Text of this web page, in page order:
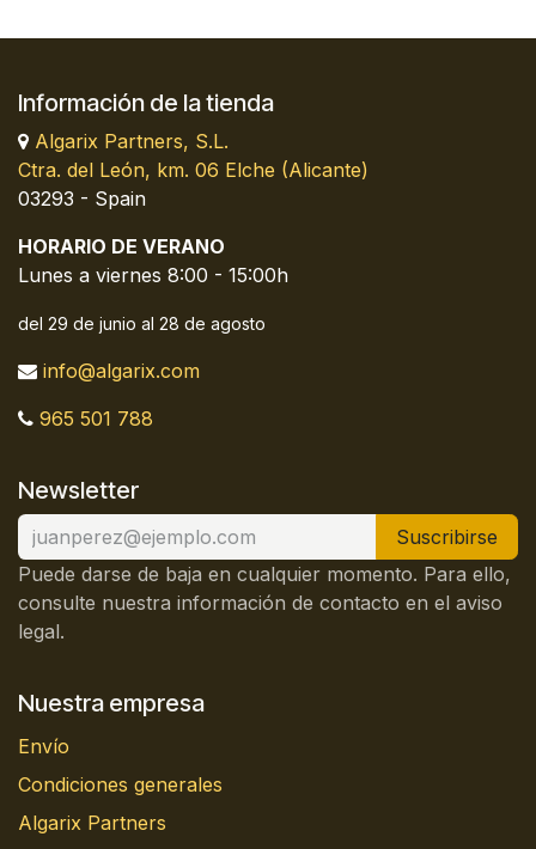
Información de la tienda
Algarix Partners, S.L.
Ctra. del León, km. 06 Elche (Alicante)
03293 - Spain
HORARIO DE VERANO
Lunes a viernes 8:00 - 15:00h
del 29 de junio al 28 de agosto
info@algarix.com
965 501 788
Newsletter
Suscribirse
Puede darse de baja en cualquier momento. Para ello,
consulte nuestra información de contacto en el aviso
legal.
Nuestra empresa
Envío
Condiciones generales
Algarix Partners